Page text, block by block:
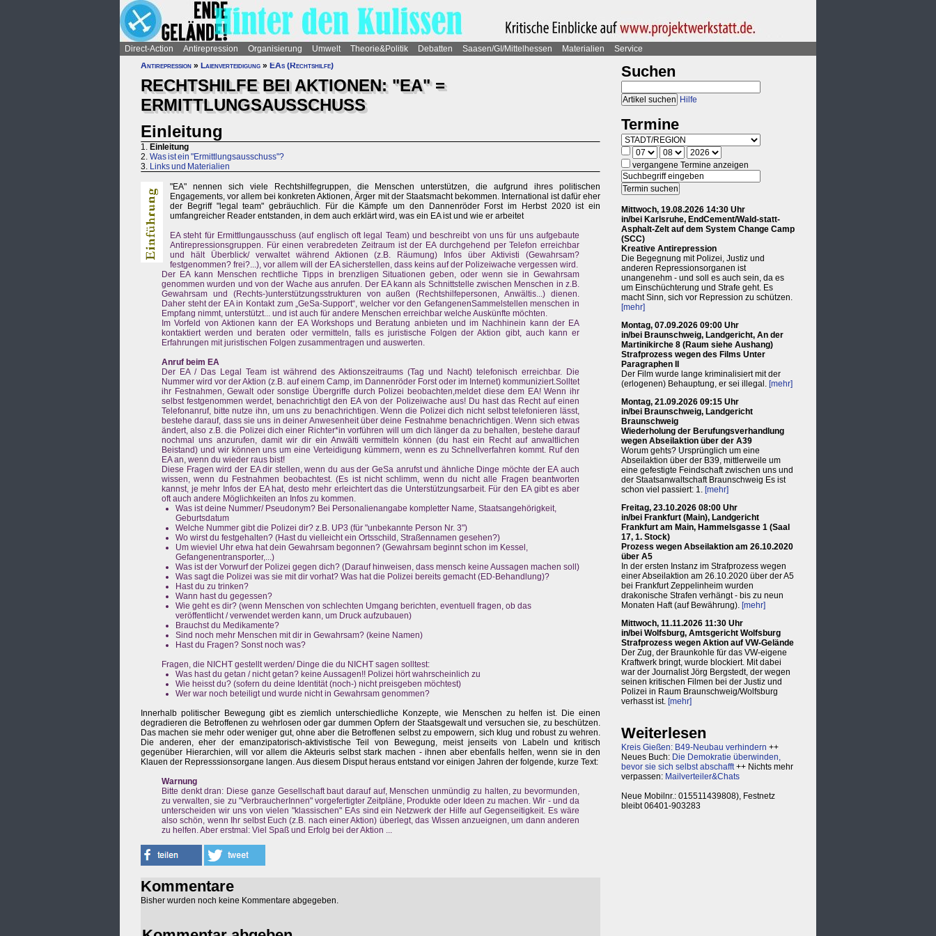
Direct-Action Antirepression Organisierung Umwelt Theorie&Politik Debatten Saasen/GI/Mittelhessen Materialien
Service
Antirepression » Laienverteidigung » EAs (Rechtshilfe)
RECHTSHILFE BEI AKTIONEN: "EA" =
ERMITTLUNGSAUSSCHUSS
Einleitung
1. Einleitung
2. Was ist ein "Ermittlungsausschuss"?
3. Links und Materialien
"EA" nennen sich viele Rechtshilfegruppen, die Menschen unterstützen, die aufgrund ihres politischen
Engagements, vor allem bei konkreten Aktionen, Ärger mit der Staatsmacht bekommen. International ist dafür eher
der Begriff "legal team" gebräuchlich. Für die Kämpfe um den Dannenröder Forst im Herbst 2020 ist ein
umfangreicher Reader entstanden, in dem auch erklärt wird, was ein EA ist und wie er arbeitet
EA steht für Ermittlungausschuss (auf englisch oft legal Team) und beschreibt von uns für uns aufgebaute
Antirepressionsgruppen. Für einen verabredeten Zeitraum ist der EA durchgehend per Telefon erreichbar
und hält Überblick/ verwaltet während Aktionen (z.B. Räumung) Infos über Aktivisti (Gewahrsam?
festgenommen? frei?...), vor allem will der EA sicherstellen, dass keins auf der Polizeiwache vergessen wird.
Der EA kann Menschen rechtliche Tipps in brenzligen Situationen geben, oder wenn sie in Gewahrsam
genommen wurden und von der Wache aus anrufen. Der EA kann als Schnittstelle zwischen Menschen in z.B.
Gewahrsam und (Rechts-)unterstützungsstrukturen von außen (Rechtshilfepersonen, Anwältis...) dienen.
Daher steht der EA in Kontakt zum „GeSa-Support“, welcher vor den GefangenenSammelstellen menschen in
Empfang nimmt, unterstützt... und ist auch für andere Menschen erreichbar welche Auskünfte möchten.
Im Vorfeld von Aktionen kann der EA Workshops und Beratung anbieten und im Nachhinein kann der EA
kontaktiert werden und beraten oder vermitteln, falls es juristische Folgen der Aktion gibt, auch kann er
Erfahrungen mit juristischen Folgen zusammentragen und auswerten.
Anruf beim EA
Der EA / Das Legal Team ist während des Aktionszeitraums (Tag und Nacht) telefonisch erreichbar. Die
Nummer wird vor der Aktion (z.B. auf einem Camp, im Dannenröder Forst oder im Internet) kommuniziert.Solltet
ihr Festnahmen, Gewalt oder sonstige Übergriffe durch Polizei beobachten,meldet diese dem EA! Wenn ihr
selbst festgenommen werdet, benachrichtigt den EA von der Polizeiwache aus! Du hast das Recht auf einen
Telefonanruf, bitte nutze ihn, um uns zu benachrichtigen. Wenn die Polizei dich nicht selbst telefonieren lässt,
bestehe darauf, dass sie uns in deiner Anwesenheit über deine Festnahme benachrichtigen. Wenn sich etwas
ändert, also z.B. die Polizei dich einer Richter*in vorführen will um dich länger da zu behalten, bestehe darauf
nochmal uns anzurufen, damit wir dir ein Anwälti vermitteln können (du hast ein Recht auf anwaltlichen
Beistand) und wir können uns um eine Verteidigung kümmern, wenn es zu Schnellverfahren kommt. Ruf den
EA an, wenn du wieder raus bist!
Diese Fragen wird der EA dir stellen, wenn du aus der GeSa anrufst und ähnliche Dinge möchte der EA auch
wissen, wenn du Festnahmen beobachtest. (Es ist nicht schlimm, wenn du nicht alle Fragen beantworten
kannst, je mehr Infos der EA hat, desto mehr erleichtert das die Unterstützungsarbeit. Für den EA gibt es aber
oft auch andere Möglichkeiten an Infos zu kommen.
Was ist deine Nummer/ Pseudonym? Bei Personalienangabe kompletter Name, Staatsangehörigkeit,
Geburtsdatum
Welche Nummer gibt die Polizei dir? z.B. UP3 (für "unbekannte Person Nr. 3")
Wo wirst du festgehalten? (Hast du vielleicht ein Ortsschild, Straßennamen gesehen?)
Um wieviel Uhr etwa hat dein Gewahrsam begonnen? (Gewahrsam beginnt schon im Kessel,
Gefangenentransporter,...)
Was ist der Vorwurf der Polizei gegen dich? (Darauf hinweisen, dass mensch keine Aussagen machen soll)
Was sagt die Polizei was sie mit dir vorhat? Was hat die Polizei bereits gemacht (ED-Behandlung)?
Hast du zu trinken?
Wann hast du gegessen?
Wie geht es dir? (wenn Menschen von schlechten Umgang berichten, eventuell fragen, ob das
veröffentlicht / verwendet werden kann, um Druck aufzubauen)
Brauchst du Medikamente?
Sind noch mehr Menschen mit dir in Gewahrsam? (keine Namen)
Hast du Fragen? Sonst noch was?
Fragen, die NICHT gestellt werden/ Dinge die du NICHT sagen solltest:
Was hast du getan / nicht getan? keine Aussagen!! Polizei hört wahrscheinlich zu
Wie heisst du? (sofern du deine Identität (noch-) nicht preisgeben möchtest)
Wer war noch beteiligt und wurde nicht in Gewahrsam genommen?
Innerhalb politischer Bewegung gibt es ziemlich unterschiedliche Konzepte, wie Menschen zu helfen ist. Die einen
degradieren die Betroffenen zu wehrlosen oder gar dummen Opfern der Staatsgewalt und versuchen sie, zu beschützen.
Das machen sie mehr oder weniger gut, ohne aber die Betroffenen selbst zu empowern, sich klug und robust zu wehren.
Die anderen, eher der emanzipatorisch-aktivistische Teil von Bewegung, meist jenseits von Labeln und kritisch
gegenüber Hierarchien, will vor allem die Akteuris selbst stark machen - ihnen aber ebenfalls helfen, wenn sie in den
Klauen der Represssionsorgane langen. Aus diesem Disput heraus entstand vor einigen Jahren der folgende, kurze Text:
Warnung
Bitte denkt dran: Diese ganze Gesellschaft baut darauf auf, Menschen unmündig zu halten, zu bevormunden,
zu verwalten, sie zu "VerbraucherInnen" vorgefertigter Zeitpläne, Produkte oder Ideen zu machen. Wir - und da
unterscheiden wir uns von vielen "klassischen" EAs sind ein Netzwerk der Hilfe auf Gegenseitigkeit. Es wäre
also schön, wenn Ihr selbst Euch (z.B. nach einer Aktion) überlegt, das Wissen anzueignen, um dann anderen
zu helfen. Aber erstmal: Viel Spaß und Erfolg bei der Aktion ...
Kommentare
Bisher wurden noch keine Kommentare abgegeben.
Suchen
Hilfe
Termine
vergangene Termine anzeigen
Mittwoch, 19.08.2026 14:30 Uhr
in/bei Karlsruhe, EndCement/Wald-statt-
Asphalt-Zelt auf dem System Change Camp
(SCC)
Kreative Antirepression
Die Begegnung mit Polizei, Justiz und
anderen Repressionsorganen ist
unangenehm - und soll es auch sein, da es
um Einschüchterung und Strafe geht. Es
macht Sinn, sich vor Repression zu schützen.
[mehr]
Montag, 07.09.2026 09:00 Uhr
in/bei Braunschweig, Landgericht, An der
Martinikirche 8 (Raum siehe Aushang)
Strafprozess wegen des Films Unter
Paragraphen II
Der Film wurde lange kriminalisiert mit der
(erlogenen) Behauptung, er sei illegal. [mehr]
Montag, 21.09.2026 09:15 Uhr
in/bei Braunschweig, Landgericht
Braunschweig
Wiederholung der Berufungsverhandlung
wegen Abseilaktion über der A39
Worum gehts? Ursprünglich um eine
Abseilaktion über der B39, mittlerweile um
eine gefestigte Feindschaft zwischen uns und
der Staatsanwaltschaft Braunschweig Es ist
schon viel passiert: 1. [mehr]
Freitag, 23.10.2026 08:00 Uhr
in/bei Frankfurt (Main), Landgericht
Frankfurt am Main, Hammelsgasse 1 (Saal
17, 1. Stock)
Prozess wegen Abseilaktion am 26.10.2020
über A5
In der ersten Instanz im Strafprozess wegen
einer Abseilaktion am 26.10.2020 über der A5
bei Frankfurt Zeppelinheim wurden
drakonische Strafen verhängt - bis zu neun
Monaten Haft (auf Bewährung). [mehr]
Mittwoch, 11.11.2026 11:30 Uhr
in/bei Wolfsburg, Amtsgericht Wolfsburg
Strafprozess wegen Aktion auf VW-Gelände
Der Zug, der Braunkohle für das VW-eigene
Kraftwerk bringt, wurde blockiert. Mit dabei
war der Journalist Jörg Bergstedt, der wegen
seinen kritischen Filmen bei der Justiz und
Polizei in Raum Braunschweig/Wolfsburg
verhasst ist. [mehr]
Weiterlesen
Kreis Gießen: B49-Neubau verhindern ++
Neues Buch: Die Demokratie überwinden,
bevor sie sich selbst abschafft++ Nichts mehr
verpassen: Mailverteiler&Chats
Neue Mobilnr.: 015511439808), Festnetz
bleibt 06401-903283